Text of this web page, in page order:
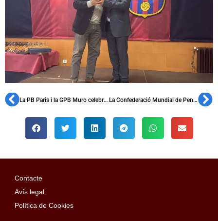
La PB Paris i la GPB Muro celebren els seus aniversaris La Confederació Mundial de Penyes s’uneix al manifest “Tots Contra el Càncer”
Contacte
Avís legal
Política de Cookies